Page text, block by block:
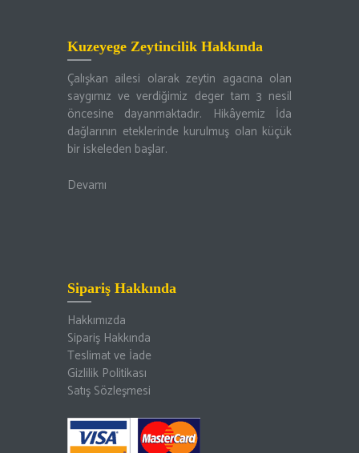
Kuzeyege Zeytincilik Hakkında
Çalışkan ailesi olarak zeytin agacına olan
saygımız ve verdiğimiz deger tam 3 nesil
öncesine dayanmaktadır. Hikâyemiz İda
dağlarının eteklerinde kurulmuş olan küçük
bir iskeleden başlar.
Devamı
Sipariş Hakkında
Hakkımızda
Sipariş Hakkında
Teslimat ve İade
Gizlilik Politikası
Satış Sözleşmesi